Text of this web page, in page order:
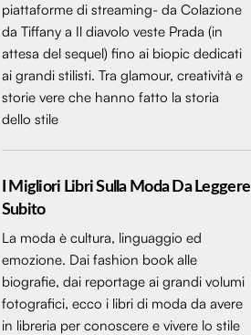
piattaforme di streaming- da Colazione
da Tiffany a Il diavolo veste Prada (in
attesa del sequel) fino ai biopic dedicati
ai grandi stilisti. Tra glamour, creatività e
storie vere che hanno fatto la storia
dello stile
I Migliori Libri Sulla Moda Da Leggere
Subito
La moda è cultura, linguaggio ed
emozione. Dai fashion book alle
biografie, dai reportage ai grandi volumi
fotografici, ecco i libri di moda da avere
in libreria per conoscere e vivere lo stile